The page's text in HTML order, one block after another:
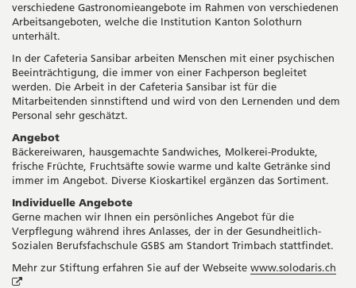
verschiedene Gastronomieangebote im Rahmen von verschiedenen
Arbeitsangeboten, welche die Institution Kanton Solothurn
unterhält.
In der Cafeteria Sansibar arbeiten Menschen mit einer psychischen
Beeinträchtigung, die immer von einer Fachperson begleitet
werden. Die Arbeit in der Cafeteria Sansibar ist für die
Mitarbeitenden sinnstiftend und wird von den Lernenden und dem
Personal sehr geschätzt.
Angebot
Bäckereiwaren, hausgemachte Sandwiches, Molkerei-Produkte,
frische Früchte, Fruchtsäfte sowie warme und kalte Getränke sind
immer im Angebot. Diverse Kioskartikel ergänzen das Sortiment.
Individuelle Angebote
Gerne machen wir Ihnen ein persönliches Angebot für die
Verpflegung während ihres Anlasses, der in der Gesundheitlich-
Sozialen Berufsfachschule GSBS am Standort Trimbach stattfindet.
Mehr zur Stiftung erfahren Sie auf der Webseite www.solodaris.ch
Öffnet